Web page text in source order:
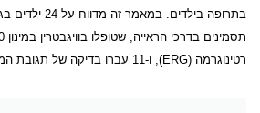
רטינוגרמה (ERG), ו-11 עברו בדיקה של תגובת המוח לגירוי ראייתי (